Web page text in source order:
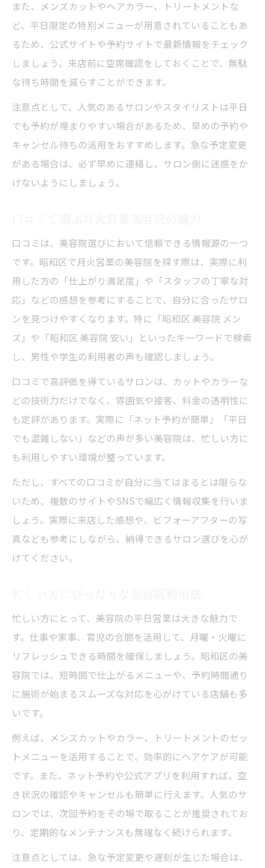
また、メンズカットやヘアカラー、トリートメントな
ど、平日限定の特別メニューが用意されていることもあ
るため、公式サイトや予約サイトで最新情報をチェック
しましょう。来店前に空席確認をしておくことで、無駄
な待ち時間を減らすことができます。
注意点として、人気のあるサロンやスタイリストは平日
でも予約が埋まりやすい場合があるため、早めの予約や
キャンセル待ちの活用をおすすめします。急な予定変更
がある場合は、必ず早めに連絡し、サロン側に迷惑をか
けないようにしましょう。
口コミは、美容院選びにおいて信頼できる情報源の一つ
です。昭和区で月火営業の美容院を探す際は、実際に利
用した方の「仕上がり満足度」や「スタッフの丁寧な対
応」などの感想を参考にすることで、自分に合ったサロ
ンを見つけやすくなります。特に「昭和区 美容院 メン
ズ」や「昭和区 美容院 安い」といったキーワードで検索
し、男性や学生の利用者の声も確認しましょう。
口コミで高評価を得ているサロンは、カットやカラーな
どの技術力だけでなく、雰囲気や接客、料金の透明性に
も定評があります。実際に「ネット予約が簡単」「平日
でも混雑しない」などの声が多い美容院は、忙しい方に
も利用しやすい環境が整っています。
ただし、すべての口コミが自分に当てはまるとは限らな
いため、複数のサイトやSNSで幅広く情報収集を行いま
しょう。実際に来店した感想や、ビフォーアフターの写
真なども参考にしながら、納得できるサロン選びを心が
けてください。
忙しい方にとって、美容院の平日営業は大きな魅力で
す。仕事や家事、育児の合間を活用して、月曜・火曜に
リフレッシュできる時間を確保しましょう。昭和区の美
容院では、短時間で仕上がるメニューや、予約時間通り
に施術が始まるスムーズな対応を心がけている店舗も多
いです。
例えば、メンズカットやカラー、トリートメントのセッ
トメニューを活用することで、効率的にヘアケアが可能
です。また、ネット予約や公式アプリを利用すれば、空
き状況の確認やキャンセルも簡単に行えます。人気のサ
ロンでは、次回予約をその場で取ることが推奨されてお
り、定期的なメンテナンスも無理なく続けられます。
注意点としては、急な予定変更や遅刻が生じた場合は、